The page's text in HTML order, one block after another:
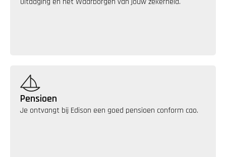
Pensioen
Je ontvangt bij Edison een goed pensioen conform cao.